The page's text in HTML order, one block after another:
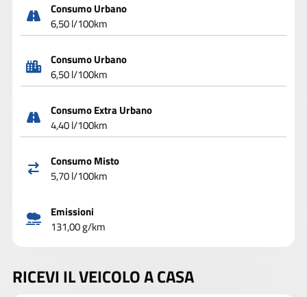
Consumo Urbano
6,50 l/100km
Consumo Urbano
6,50 l/100km
Consumo Extra Urbano
4,40 l/100km
Consumo Misto
5,70 l/100km
Emissioni
131,00 g/km
RICEVI IL VEICOLO A CASA